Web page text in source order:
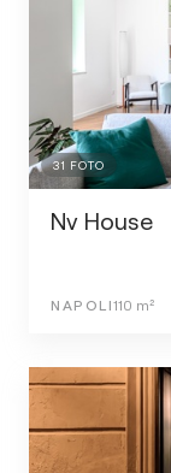
31 FOTO
Nv House
NAPOLI110 m²